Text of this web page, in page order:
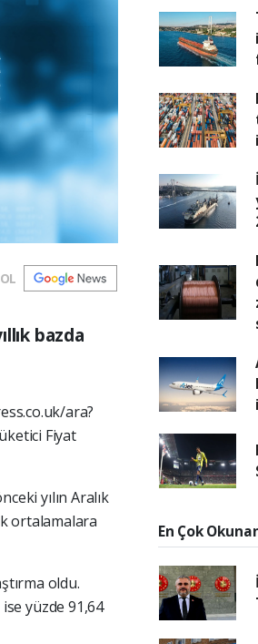
bazda
ara?
Fiyat
yılın Aralık
ortalamalara
oldu.
iseyüzde 91,64
En Çok